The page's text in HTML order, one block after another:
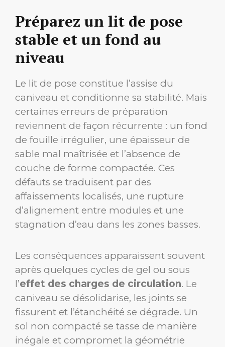
Préparez un lit de pose
stable et un fond au
niveau
Le lit de pose constitue l’assise du
caniveau et conditionne sa stabilité. Mais
certaines erreurs de préparation
reviennent de façon récurrente : un fond
de fouille irrégulier, une épaisseur de
sable mal maîtrisée et l’absence de
couche de forme compactée. Ces
défauts se traduisent par des
affaissements localisés, une rupture
d’alignement entre modules et une
stagnation d’eau dans les zones basses.
Les conséquences apparaissent souvent
après quelques cycles de gel ou sous
l’effet des charges de circulation. Le
caniveau se désolidarise, les joints se
fissurent et l’étanchéité se dégrade. Un
sol non compacté se tasse de manière
inégale et compromet la géométrie